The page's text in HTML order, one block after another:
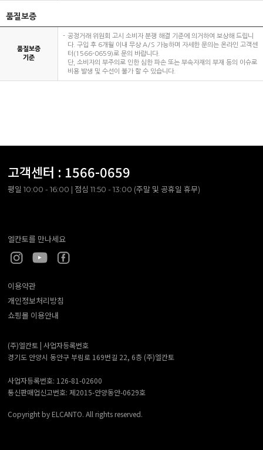
품질보증
품질보증
기준
공정거래 위원회 고시 소비자 분쟁 해결 기준에 의거하여 보상해 드립니
다. 구입 후 6개월 이내 무상 A/S 가능하며 자세한 문의는 온라인 고객센
터(1566-0659)로 문의 바랍니다.
단, 소비자의 부주의로 인한 심한 파손 또는 부속자재의 부재 등의 이슈로
비용 발생 및 수선이 불가 할 수 있습니다.
고객센터 : 1566-0659
평일 10:00 - 16:00 | 점심 11:50 - 13:00 (주말 및 공휴일 휴무)
엘칸토를 만나세요
이용약관
개인정보처리방침
쇼핑몰 이용안내
(주)엘칸토 | 사업자등록번호
경기도 안양시 동안구 부림로 169번길 22, 6층 (주)엘칸토
사업자등록번호: 126-81-02600
통신판매업신고번호: 제2015-안양동안-0629호
Copyright by ELCANTO. All rights reserved.